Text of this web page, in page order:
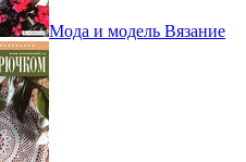
Мода и модель Вязание